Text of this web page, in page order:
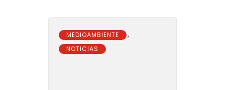
MEDIOAMBIENTE ,
NOTICIAS